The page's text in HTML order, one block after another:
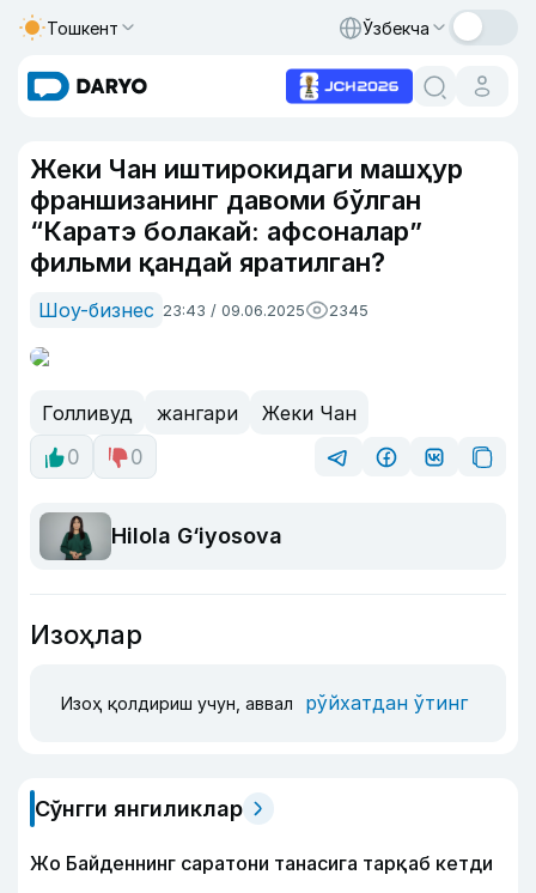
Тошкент Ўзбекча
Жеки Чан иштирокидаги машҳур
франшизанинг давоми бўлган
“Каратэ болакай: афсоналар”
фильми қандай яратилган?
Шоу-бизнес 23:43 / 09.06.2025 2345
Голливуд жангари
Жеки Чан
0
0
Hilola G‘iyosova
Изоҳлар
Изоҳ қолдириш учун, аввал рўйхатдан ўтинг
Сўнгги янгиликлар
Жо Байденнинг саратони танасига тарқаб кетди